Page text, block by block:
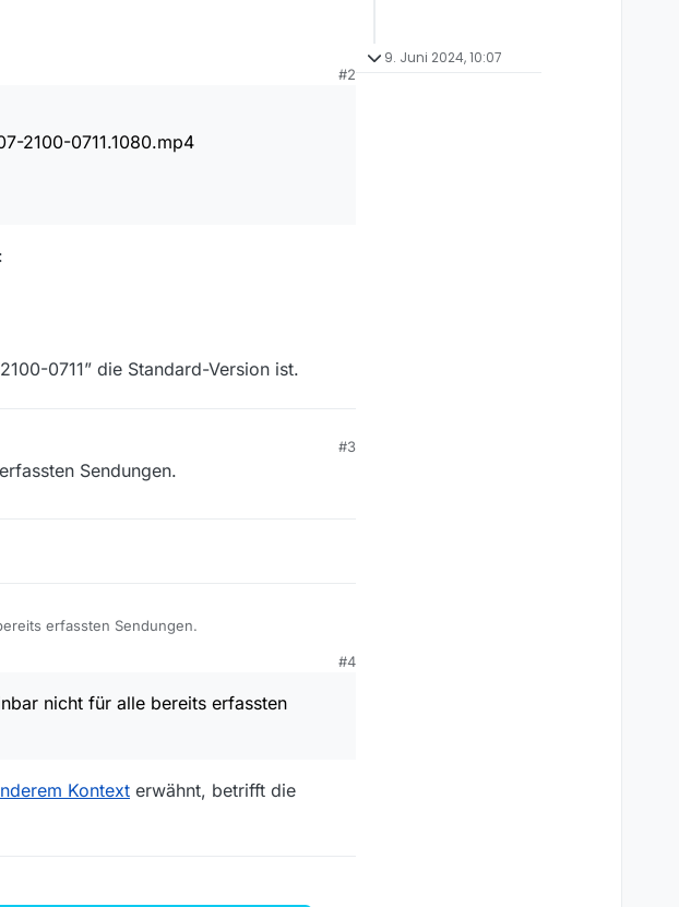
07.05.2024 21:00 141:11
2100-9911.ln.mp4
0711.1080.mp4
#2
2100-0711.1080.mp4
0711” die Standard-Version ist.
#3
Sendungen.
erfassten Sendungen.
#4
nicht für alle bereits erfassten
Kontext erwähnt, betrifft die
9. Juni 2024, 10:07